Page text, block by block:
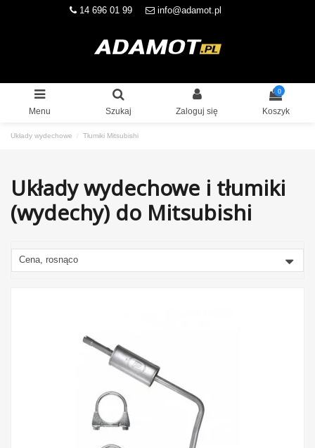
14 696 01 99 info@adamot.pl
Menu Szukaj Zaloguj się
0
Koszyk
Układy wydechowe Tłumiki Mitsubishi
Układy wydechowe i tłumiki
(wydechy) do Mitsubishi
Cena, rosnąco